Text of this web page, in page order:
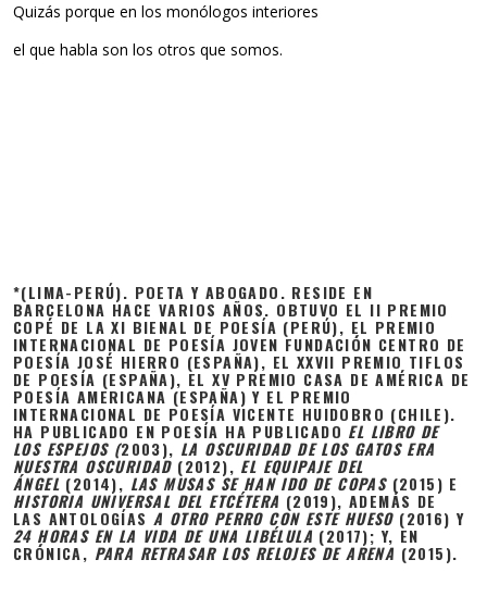
Quizás porque en los monólogos interiores
el que habla son los otros que somos.
*(LIMA-PERÚ). POETA Y ABOGADO. RESIDE EN
BARCELONA HACE VARIOS AÑOS. OBTUVO EL II PREMIO
COPÉ DE LA XI BIENAL DE POESÍA (PERÚ), EL PREMIO
INTERNACIONAL DE POESÍA JOVEN FUNDACIÓN CENTRO DE
POESÍA JOSÉ HIERRO (ESPAÑA), EL XXVII PREMIO TIFLOS
DE POESÍA (ESPAÑA), EL XV PREMIO CASA DE AMÉRICA DE
POESÍA AMERICANA (ESPAÑA) Y EL PREMIO
INTERNACIONAL DE POESÍA VICENTE HUIDOBRO (CHILE).
HA PUBLICADO EN POESÍA HA PUBLICADO EL LIBRO DE
LOS ESPEJOS (2003), LA OSCURIDAD DE LOS GATOS ERA
NUESTRA OSCURIDAD (2012), EL EQUIPAJE DEL
ÁNGEL (2014), LAS MUSAS SE HAN IDO DE COPAS(2015) E
HISTORIA UNIVERSAL DEL ETCÉTERA (2019), ADEMÁS DE
LAS ANTOLOGÍAS A OTRO PERRO CON ESTE HUESO (2016) Y
24 HORAS EN LA VIDA DE UNA LIBÉLULA (2017); Y, EN
CRÓNICA, PARA RETRASAR LOS RELOJES DE ARENA (2015).